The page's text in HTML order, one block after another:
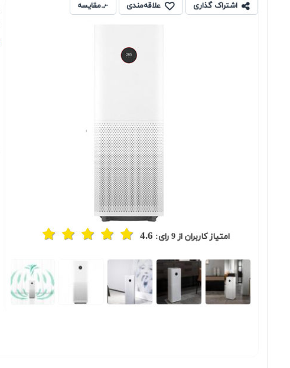
اشتراک گذاری علاقه‌مندی مقایسه
امتیاز کاربران از9 رای: 4.6
Previous